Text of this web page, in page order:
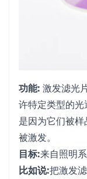
功能: 激发滤光
许特定类型的
是因为它们被
被激发。
目标:来自照明
比如说:把激发